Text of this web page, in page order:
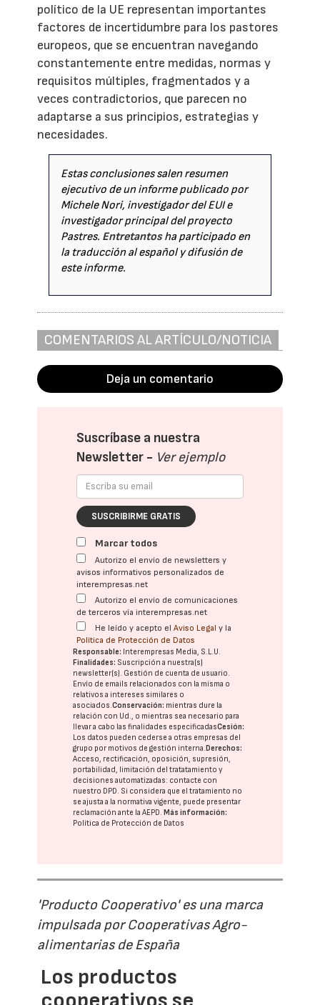
político de la UE representan importantes
factores de incertidumbre para los pastores
europeos, que se encuentran navegando
constantemente entre medidas, normas y
requisitos múltiples, fragmentados y a
veces contradictorios, que parecen no
adaptarse a sus principios, estrategias y
necesidades.
Estas conclusiones salen resumen
ejecutivo de un informe publicado por
Michele Nori, investigador del EUI e
investigador principal del proyecto
Pastres. Entretantosha participado en
la traducción al español y difusión de
este informe.
COMENTARIOS AL ARTÍCULO/NOTICIA
Deja un comentario
Suscríbase a nuestra
Newsletter - Ver ejemplo
SUSCRIBIRME GRATIS
Marcar todos
Autorizo el envío de newsletters y
avisos informativos personalizados de
interempresas.net
Autorizo el envío de comunicaciones
de terceros vía interempresas.net
He leído y acepto elAviso Legal y la
Política de Protección de Datos
Responsable: Interempresas Media, S.L.U.
Finalidades: Suscripción a nuestra(s)
newsletter(s). Gestión de cuenta de usuario.
Envío de emails relacionados con la misma o
relativos a intereses similares o
asociados.Conservación: mientras dure la
relación con Ud., o mientras sea necesario para
llevar a cabo las finalidades especificadasCesión:
Los datos pueden cederse a otras empresas del
grupo por motivos de gestión interna.Derechos:
Acceso, rectificación, oposición, supresión,
portabilidad, limitación del tratatamiento y
decisiones automatizadas: contacte con
nuestro DPD . Si considera que el tratamiento no
se ajusta a la normativa vigente, puede presentar
reclamación ante laAEPD .Más información:
Política de Protección de Datos
'Producto Cooperativo' es una marca
impulsada por Cooperativas Agro-
alimentarias de España
Los productos